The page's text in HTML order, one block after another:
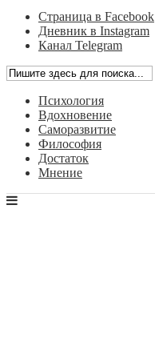
Страница в Facebook
Дневник в Instagram
Канал Telegram
Психология
Вдохновение
Саморазвитие
Философия
Достаток
Мнение